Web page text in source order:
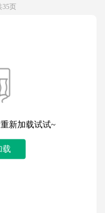
35页
新加载试试~
载